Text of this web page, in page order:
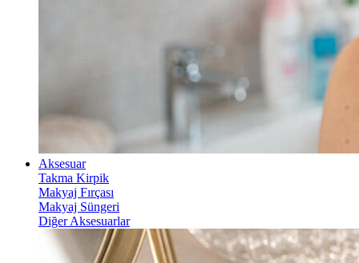
Aksesuar
Takma Kirpik
Makyaj Fırçası
Makyaj Süngeri
Diğer Aksesuarlar